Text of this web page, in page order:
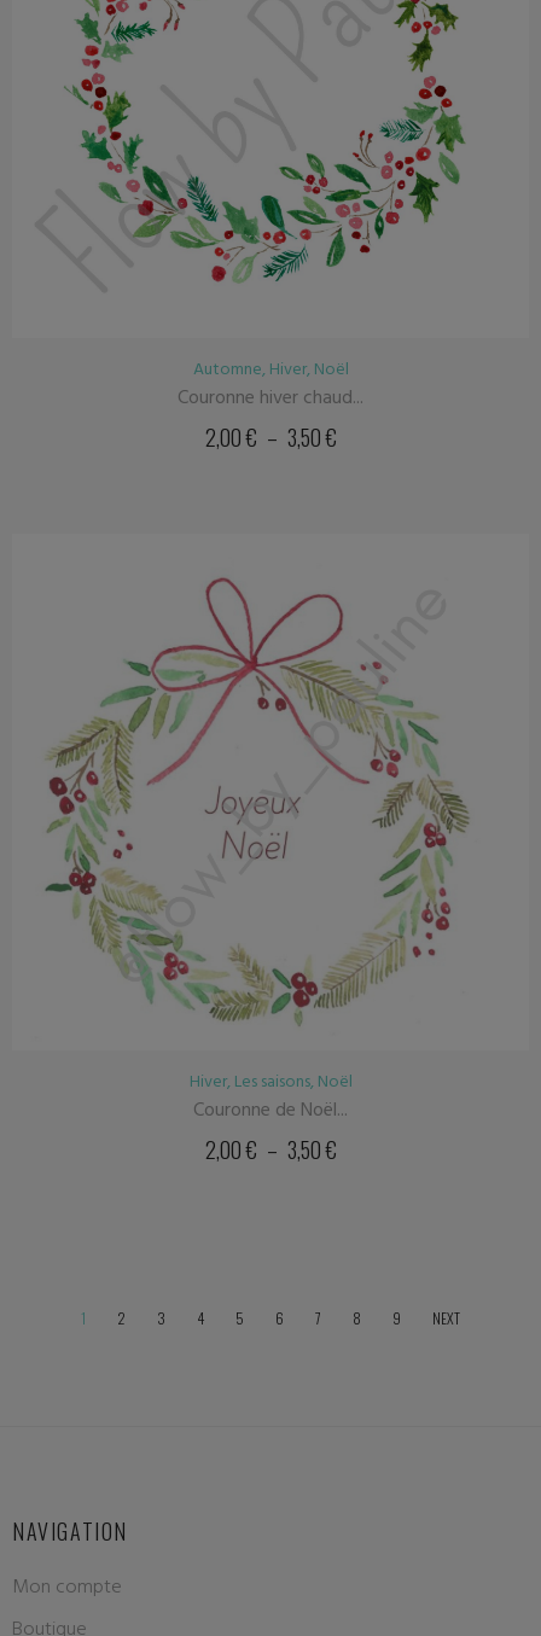
Automne,Hiver,Noël
Couronne hiver chaud...
2,00€ – 3,50€
Hiver,Les saisons,Noël
Couronne de Noël...
2,00€ – 3,50€
1 2 3 4 5 6 7 8 9 NEXT
NAVIGATION
Mon compte
Boutique